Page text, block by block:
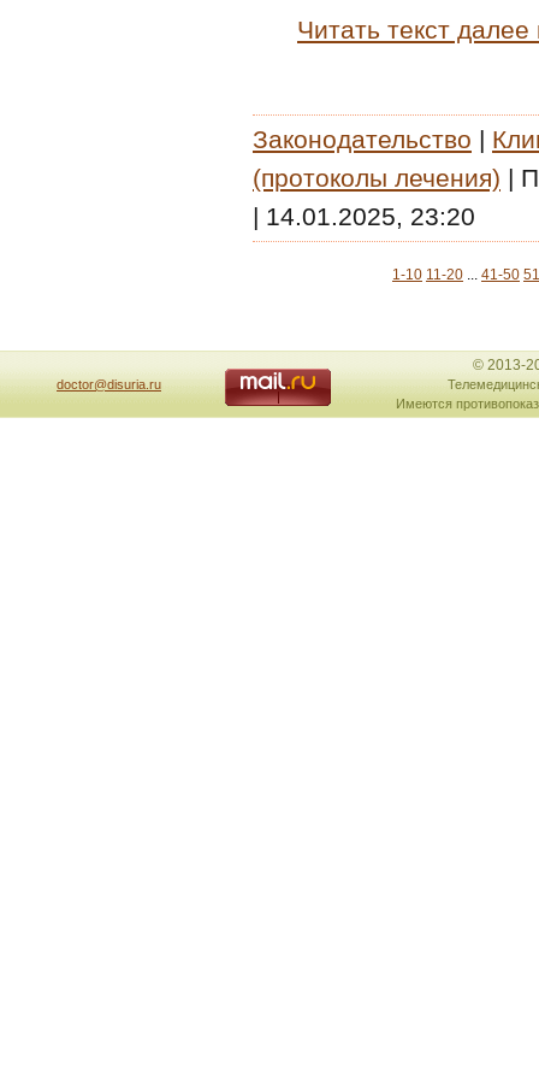
Читать текст
Законодательство |
(протоколы лечения) |
| 14.01.2025, 23:20
1-10 11-20 ... 41-50
doctor@disuria.ru
© 2013-
Имеются